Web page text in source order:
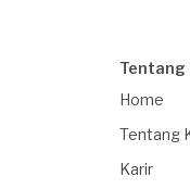
Tentang
Home
Tentang
Karir